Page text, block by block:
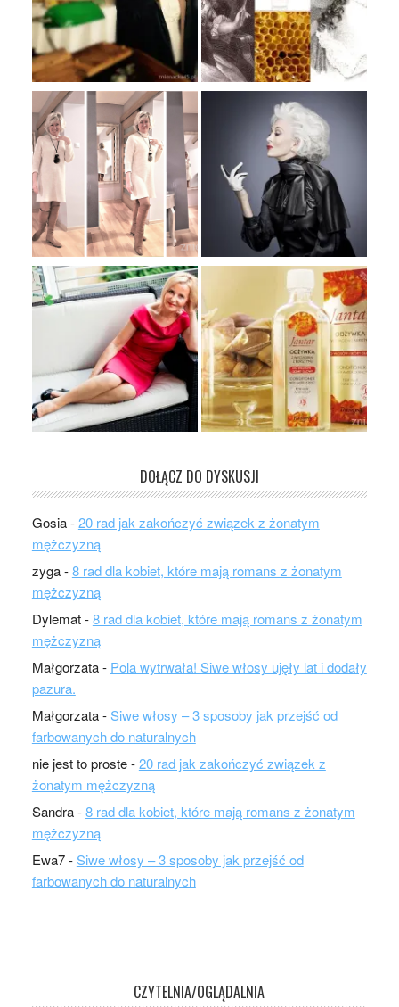
DOŁĄCZ DO DYSKUSJI
Gosia-20 rad jak zakończyć związek z żonatym
mężczyzną
zyga-8 rad dla kobiet, które mają romans z żonatym
mężczyzną
Dylemat-8 rad dla kobiet, które mają romans z żonatym
mężczyzną
Małgorzata- Pola wytrwała! Siwe włosy ujęły lat i dodały
pazura.
Małgorzata-Siwe włosy – 3 sposoby jak przejść od
farbowanych do naturalnych
nie jest to proste-20 rad jak zakończyć związek z
żonatym mężczyzną
Sandra-8 rad dla kobiet, które mają romans z żonatym
mężczyzną
Ewa7-Siwe włosy – 3 sposoby jak przejść od
farbowanych do naturalnych
CZYTELNIA/OGLĄDALNIA